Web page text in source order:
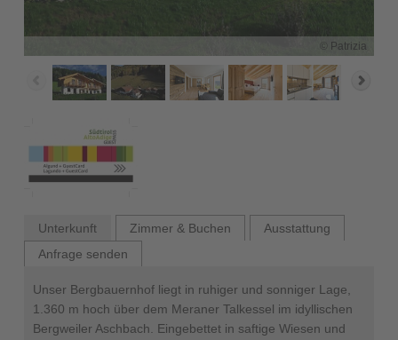
© Patrizia
Unterkunft Zimmer & Buchen
Ausstattung
Anfrage senden
Unser Bergbauernhof liegt in ruhiger und sonniger Lage,
1.360 m hoch über dem Meraner Talkessel im idyllischen
Bergweiler Aschbach. Eingebettet in saftige Wiesen und